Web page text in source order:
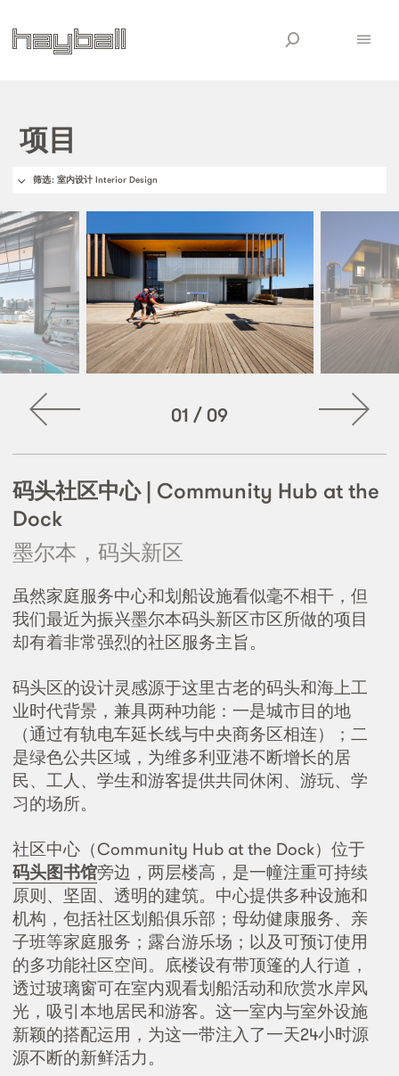
项目
筛选: 室内设计 Interior Design
01 / 09
码头社区中心 | Community Hub at the
Dock
墨尔本，码头新区
虽然家庭服务中心和划船设施看似毫不相干，但
我们最近为振兴墨尔本码头新区市区所做的项目
却有着非常强烈的社区服务主旨。
码头区的设计灵感源于这里古老的码头和海上工
业时代背景，兼具两种功能：一是城市目的地
（通过有轨电车延长线与中央商务区相连）；二
是绿色公共区域，为维多利亚港不断增长的居
民、工人、学生和游客提供共同休闲、游玩、学
习的场所。
社区中心（Community Hub at the Dock）位于
码头图书馆旁边，两层楼高，是一幢注重可持续
原则、坚固、透明的建筑。中心提供多种设施和
机构，包括社区划船俱乐部；母幼健康服务、亲
子班等家庭服务；露台游乐场；以及可预订使用
的多功能社区空间。底楼设有带顶篷的人行道，
透过玻璃窗可在室内观看划船活动和欣赏水岸风
光，吸引本地居民和游客。这一室内与室外设施
新颖的搭配运用，为这一带注入了一天24小时源
源不断的新鲜活力。